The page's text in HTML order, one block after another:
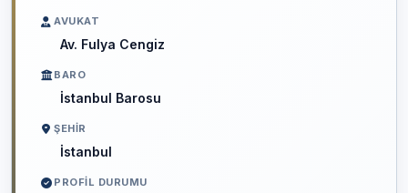
AVUKAT
Av. Fulya Cengiz
BARO
İstanbul Barosu
ŞEHIR
İstanbul
PROFIL DURUMU